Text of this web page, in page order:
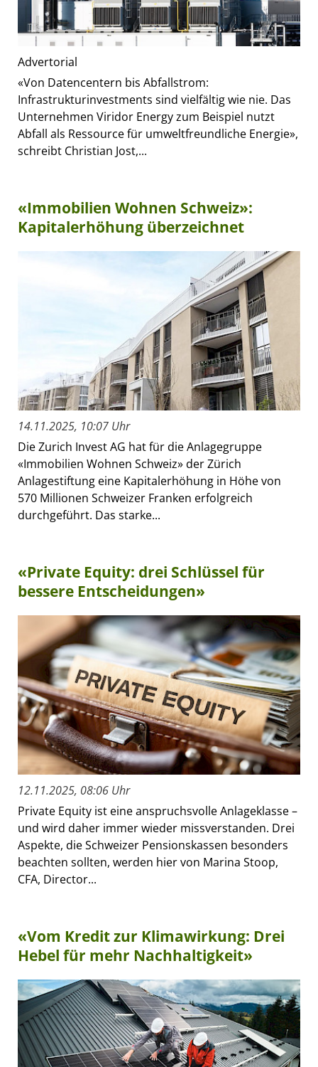
Advertorial
«Von Datencentern bis Abfallstrom:
Infrastrukturinvestments sind vielfältig wie nie. Das
Unternehmen Viridor Energy zum Beispiel nutzt
Abfall als Ressource für umweltfreundliche Energie»,
schreibt Christian Jost,...
«Immobilien Wohnen Schweiz»:
Kapitalerhöhung überzeichnet
14.11.2025, 10:07 Uhr
Die Zurich Invest AG hat für die Anlagegruppe
«Immobilien Wohnen Schweiz» der Zürich
Anlagestiftung eine Kapitalerhöhung in Höhe von
570 Millionen Schweizer Franken erfolgreich
durchgeführt. Das starke...
«Private Equity: drei Schlüssel für
bessere Entscheidungen»
12.11.2025, 08:06 Uhr
Private Equity ist eine anspruchsvolle Anlageklasse –
und wird daher immer wieder missverstanden. Drei
Aspekte, die Schweizer Pensionskassen besonders
beachten sollten, werden hier von Marina Stoop,
CFA, Director...
«Vom Kredit zur Klimawirkung: Drei
Hebel für mehr Nachhaltigkeit»